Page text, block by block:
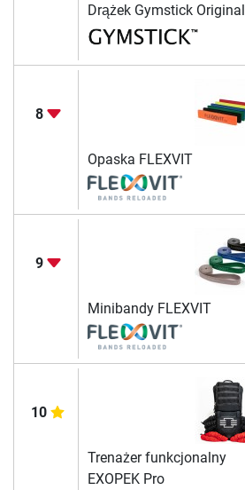
Drążek Gymstick Original
8
Opaska FLEXVIT
9
Minibandy FLEXVIT
10
Trenażer funkcjonalny
EXOPEK Pro